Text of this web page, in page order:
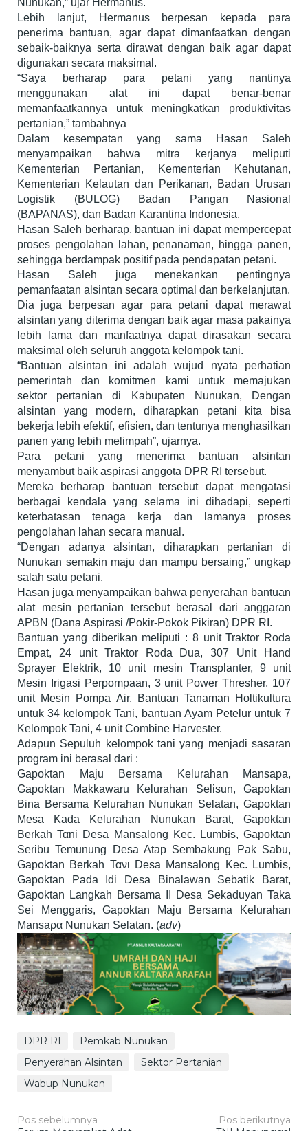
Lebih lanjut, Hermanus berpesan kepada para
penerima bantuan, agar dapat dimanfaatkan dengan
sebaik-baiknya serta dirawat dengan baik agar dapat
digunakan secara maksimal.
“Saya berharap para petani yang nantinya
menggunakan alat ini dapat benar-benar
memanfaatkannya untuk meningkatkan produktivitas
pertanian,” tambahnya
Dalam kesempatan yang sama Hasan Saleh
menyampaikan bahwa mitra kerjanya meliputi
Kementerian Pertanian, Kementerian Kehutanan,
Kementerian Kelautan dan Perikanan, Badan Urusan
Logistik (BULOG) Badan Pangan Nasional
(BAPANAS), dan Badan Karantina Indonesia.
Hasan Saleh berharap, bantuan ini dapat mempercepat
proses pengolahan lahan, penanaman, hingga panen,
sehingga berdampak positif pada pendapatan petani.
Hasan Saleh juga menekankan pentingnya
pemanfaatan alsintan secara optimal dan berkelanjutan.
Dia juga berpesan agar para petani dapat merawat
alsintan yang diterima dengan baik agar masa pakainya
lebih lama dan manfaatnya dapat dirasakan secara
maksimal oleh seluruh anggota kelompok tani.
“Bantuan alsintan ini adalah wujud nyata perhatian
pemerintah dan komitmen kami untuk memajukan
sektor pertanian di Kabupaten Nunukan, Dengan
alsintan yang modern, diharapkan petani kita bisa
bekerja lebih efektif, efisien, dan tentunya menghasilkan
panen yang lebih melimpah”, ujarnya.
Para petani yang menerima bantuan alsintan
menyambut baik aspirasi anggota DPR RI tersebut.
Mereka berharap bantuan tersebut dapat mengatasi
berbagai kendala yang selama ini dihadapi, seperti
keterbatasan tenaga kerja dan lamanya proses
pengolahan lahan secaга manual.
“Dengan adanya alsintan, diharapkan pertanian di
Nunukan semakin maju dan mampu bersaing,” ungkap
salah satu petani.
Hasan juga menyampaikan bahwa penyerahan bantuan
alat mesin pertanian tersebut berasal dari anggaran
APBN (Dana Aspirasi /Pokir-Pokok Pikiran) DPR RI.
Bantuan yang diberikan meliputi : 8 unit Traktor Roda
Empat, 24 unit Traktor Roda Dua, 307 Unit Hand
Sprayer Elektrik, 10 unit mesin Transplanter, 9 unit
Mesin Irigasi Perpompaan, 3 unit Power Thresher, 107
unit Mesin Pompa Air, Bantuan Tanaman Holtikultura
untuk 34 kelompok Tani, bantuan Ayam Petelur untuk 7
Kelompok Tani, 4 unit Combine Harvester.
Adapun Sepuluh kelompok tani yang menjadi sasaran
program ini berasal dari :
Gapoktan Maju Bersama Kelurahan Mansapa,
Gapoktan Makkawaru Kelurahan Selisun, Gapoktan
Bina Bersama Kelurahan Nunukan Selatan, Gapoktan
Mesa Kada Kelurahan Nunukan Barat, Gapoktan
Berkah Ταni Desa Mansalong Kec. Lumbis, Gapoktan
Seribu Temunung Desa Atap Sembakung Pak Sabu,
Gapoktan Berkah Τανι Desa Mansalong Kec. Lumbis,
Gapoktan Pada Idi Desa Binalawan Sebatik Barat,
Gapoktan Langkah Bersama II Desa Sekaduyan Taka
Sei Menggaris, Gapoktan Maju Bersama Kelurahan
Mansaρα Nunukan Selatan. (adv)
DPR RI
Pemkab Nunukan
Penyerahan Alsintan
Sektor Pertanian
Wabup Nunukan
Navigasi
Pos sebelumnya
Pos berikutnya